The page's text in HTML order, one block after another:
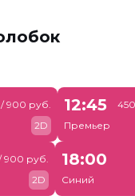
900 руб.
2D
12:45
Премьер
900 руб.
2D
18:00
Синий